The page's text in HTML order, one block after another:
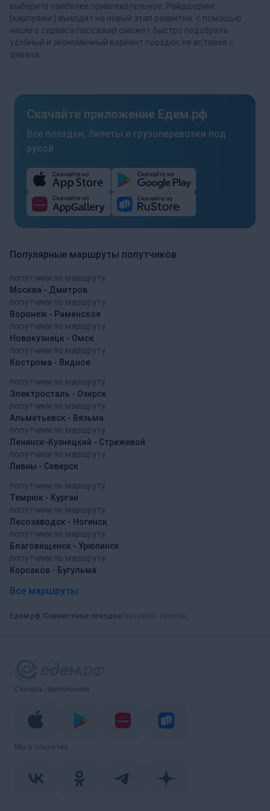
выберите наиболее привлекательное. Райдшеринг
(карпулинг) выходит на новый этап развития: с помощью
нашего сервиса пассажир сможет быстро подобрать
удобный и экономичный вариант поездки, не вставая с
дивана.
Скачайте приложение Едем.рф
Все поездки, билеты и грузоперевозки под
рукой
Популярные маршруты попутчиков
попутчики по маршруту
Москва - Дмитров
попутчики по маршруту
Воронеж - Раменское
попутчики по маршруту
Новокузнецк - Омск
попутчики по маршруту
Кострома - Видное
попутчики по маршруту
Электросталь - Озерск
попутчики по маршруту
Альметьевск - Вязьма
попутчики по маршруту
Ленинск-Кузнецкий - Стрежевой
попутчики по маршруту
Ливны - Северск
попутчики по маршруту
Темрюк - Курган
попутчики по маршруту
Лесозаводск - Ногинск
попутчики по маршруту
Благовещенск - Урюпинск
попутчики по маршруту
Корсаков - Бугульма
Все маршруты
Едем.рф Совместные поездки
Скачать приложение
Мы в соцсетях